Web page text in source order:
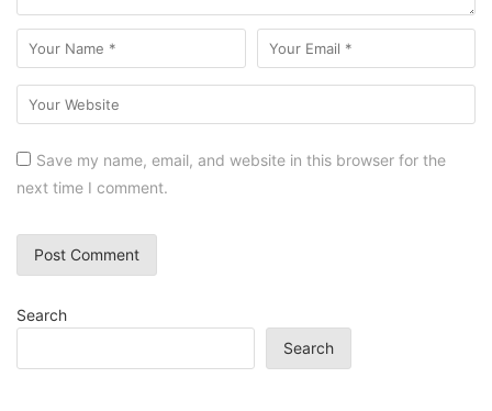
Save my name, email, and website in this browser for the
next time I comment.
Search
Search